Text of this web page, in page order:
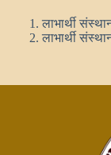
1. लाभार्थी
2. लाभार्थी